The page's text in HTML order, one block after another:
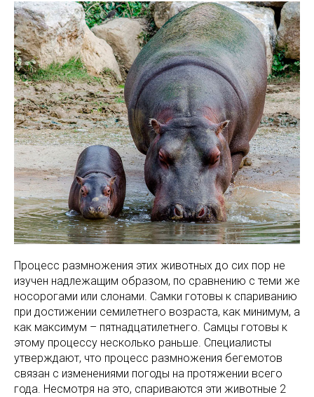
Процесс размножения этих животных до сих пор не
изучен надлежащим образом, по сравнению с теми же
носорогами или слонами. Самки готовы к спариванию
при достижении семилетнего возраста, как минимум, а
как максимум – пятнадцатилетнего. Самцы готовы к
этому процессу несколько раньше. Специалисты
утверждают, что процесс размножения бегемотов
связан с изменениями погоды на протяжении всего
года. Несмотря на это, спариваются эти животные 2